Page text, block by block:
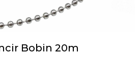
Bobin 20m